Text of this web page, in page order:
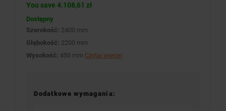
You save 4.108,61 zł
Dostępny
Szerokość: 2400 mm
Głębokość: 2200 mm
Wysokość: 450 mm Czytaj więcej
Dodatkowe wymagania: